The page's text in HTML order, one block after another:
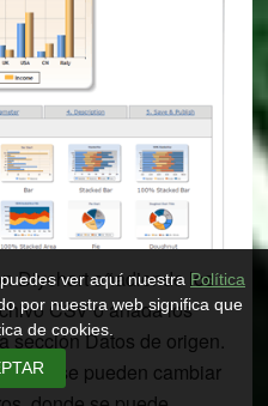
Diychart añadiendo los
CSV o añada los
sección Datos de origen.
se pueden cambiar
ver aquí nuestra Política
por nuestra web significa que
de cookies.